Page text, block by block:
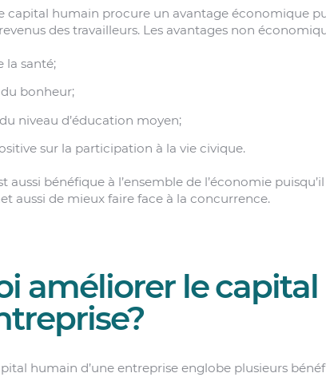
capital humain procure un avantage économique
des travailleurs. Les avantages non
la santé;
bonheur;
niveau d’éducation moyen;
sur la participation à la vie civique.
aussi bénéfique à l’ensemble de l’économie
aussi de mieux faire face à la concurrence.
améliorer le
humain d’une entreprise englobe plusieurs